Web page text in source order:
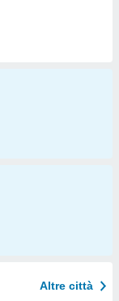
Altre città